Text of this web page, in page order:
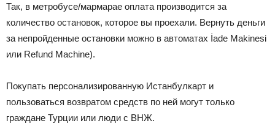
Так, в метробусе/мармарае оплата производится за
количество остановок, которое вы проехали. Вернуть деньги
за непройденные остановки можно в автоматах İade Makinesi
или Refund Machine).
Покупать персонализированную Истанбулкарт и
пользоваться возвратом средств по ней могут только
граждане Турции или люди с ВНЖ.